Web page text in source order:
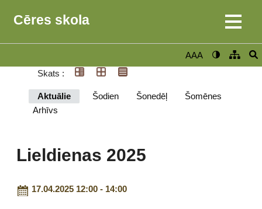
Cēres skola
AAA
Skats :
Aktuālie Šodien Šonedēļ
Šomēnes
Arhīvs
Lieldienas 2025
17.04.2025 12:00 - 14:00